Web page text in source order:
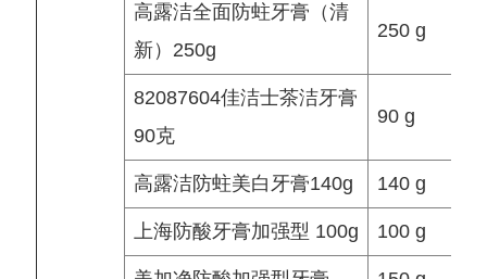
高露洁全面防蛀牙膏（清
新）250g
250 g
82087604佳洁士茶洁牙膏
90克
90 g
高露洁防蛀美白牙膏140g 140 g
上海防酸牙膏加强型 100g 100 g